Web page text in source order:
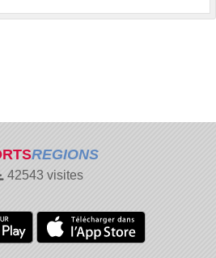
REGIONS
42543visites